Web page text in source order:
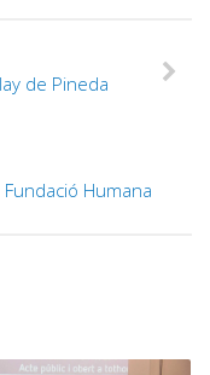
de Pineda
Humana